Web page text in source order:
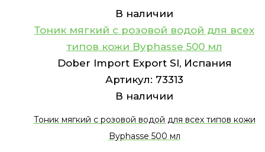
В наличии
Тоник мягкий с розовой водой для всех
типов кожи Byphasse 500 мл
Dober Import Export Sl, Испания
Артикул: 73313
В наличии
Тоник мягкий с розовой водой для всех типов кожи
Byphasse 500 мл